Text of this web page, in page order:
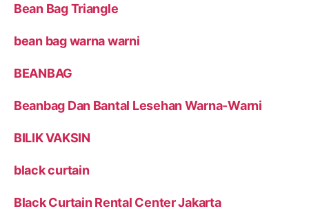
Bean Bag Triangle
bean bag warna warni
BEANBAG
Beanbag Dan Bantal Lesehan Warna-Warni
BILIK VAKSIN
black curtain
Black Curtain Rental Center Jakarta